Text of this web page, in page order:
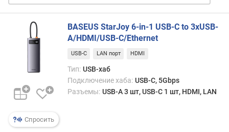
Спросить
BASEUS StarJoy 6-in-1 USB-C to 3xUSB-
A/HDMI/USB-C/Ethernet
USB-C LAN порт HDMI
Тип: USB-хаб
Подключение хаба: USB-C, 5Gbps
Разъемы: USB-A 3 шт, USB-C 1 шт, HDMI, LAN